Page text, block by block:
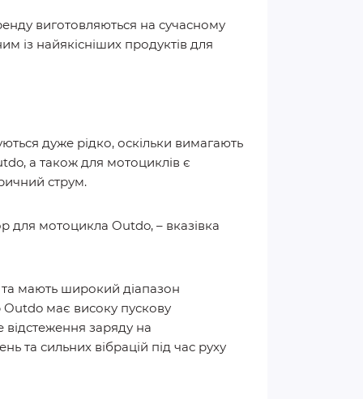
виготовляються на сучасному
із найякісніших продуктів для
дуже рідко, оскільки вимагають
а також для мотоциклів є
струм.
для мотоцикла Outdo, – вказівка
та мають широкий діапазон
Outdo має високу пускову
відстеження заряду на
та сильних вібрацій під час руху